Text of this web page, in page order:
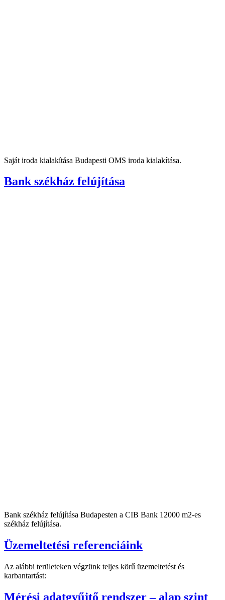
Saját iroda kialakítása Budapesti OMS iroda kialakítása.
Bank székház felújítása
Bank székház felújítása Budapesten a CIB Bank 12000 m2-es
székház felújítása.
Üzemeltetési referenciáink
Az alábbi területeken végzünk teljes körű üzemeltetést és
karbantartást:
Mérési adatgyűjtő rendszer – alap szint